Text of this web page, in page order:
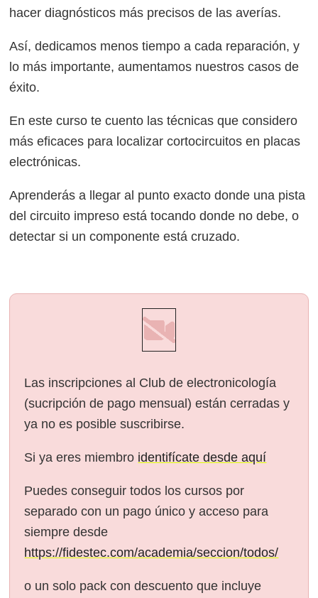
hacer diagnósticos más precisos de las averías.
Así, dedicamos menos tiempo a cada reparación, y
lo más importante, aumentamos nuestros casos de
éxito.
En este curso te cuento las técnicas que considero
más eficaces para localizar cortocircuitos en placas
electrónicas.
Aprenderás a llegar al punto exacto donde una pista
del circuito impreso está tocando donde no debe, o
detectar si un componente está cruzado.
Las inscripciones al Club de electronicología
(sucripción de pago mensual) están cerradas y
ya no es posible suscribirse.
Si ya eres miembro identifícate desde aquí
Puedes conseguir todos los cursos por
separado con un pago único y acceso para
siempre desde
https://fidestec.com/academia/seccion/todos/
o un solo pack con descuento que incluye